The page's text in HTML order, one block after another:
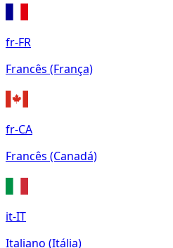
fr-FR
Francês (França)
fr-CA
Francês (Canadá)
it-IT
Italiano (Itália)